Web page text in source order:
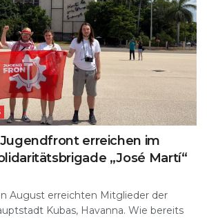
erreichen im
„José Martí“
August erreichten Mitglieder der
Kubas, Havanna. Wie bereits